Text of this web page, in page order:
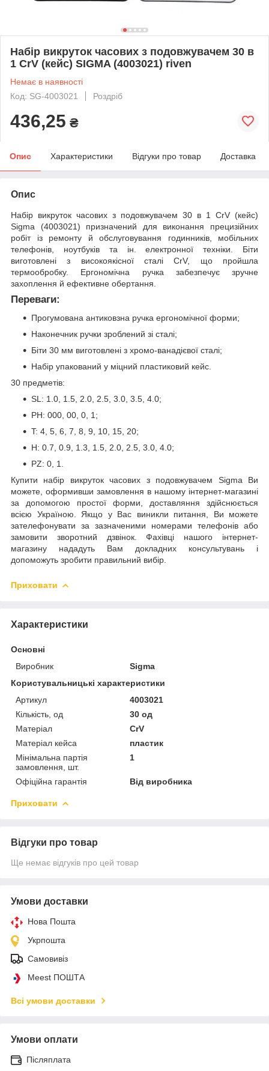
Набір викруток часових з подовжувачем 30 в
1 CrV (кейс) SIGMA (4003021) riven
Немає в наявності
Код: SG-4003021
Роздріб
436,25 ₴
Опис Характеристики Відгуки про товар Доставка
Опис
Набір викруток часових з подовжувачем 30 в 1 CrV (кейс)
Sigma (4003021) призначений для виконання прецизійних
робіт із ремонту й обслуговування годинників, мобільних
телефонів, ноутбуків та ін. електронної техніки. Біти
виготовлені з високоякісної сталі CrV, що пройшла
термообробку. Ергономічна ручка забезпечує зручне
захоплення й ефективне обертання.
Переваги:
Прогумована антиковзна ручка ергономічної форми;
Наконечник ручки зроблений зі сталі;
Біти 30 мм виготовлені з хромо-ванадієвої сталі;
Набір упакований у міцний пластиковий кейс.
30 предметів:
SL: 1.0, 1.5, 2.0, 2.5, 3.0, 3.5, 4.0;
PH: 000, 00, 0, 1;
T: 4, 5, 6, 7, 8, 9, 10, 15, 20;
H: 0.7, 0.9, 1.3, 1.5, 2.0, 2.5, 3.0, 4.0;
PZ: 0, 1.
Купити набір викруток часових з подовжувачем Sigma Ви
можете, оформивши замовлення в нашому інтернет-магазині
за допомогою простої форми, доставляння здійснюється
всією Україною. Якщо у Вас виникли питання, Ви можете
зателефонувати за зазначеними номерами телефонів або
замовити зворотний дзвінок. Фахівці нашого інтернет-
магазину нададуть Вам докладних консультувань і
допоможуть зробити правильний вибір.
Приховати
Характеристики
Основні
Виробник
Sigma
Користувальницькі характеристики
Артикул
4003021
Кількість, од
30 од
Матеріал
CrV
Матеріал кейса
пластик
Мінімальна партія
замовлення, шт.
1
Офіційна гарантія Від виробника
Приховати
Відгуки про товар
Ще немає відгуків про цей товар
Умови доставки
Нова Пошта
Укрпошта
Самовивіз
Meest ПОШТА
Всі умови доставки
Умови оплати
Післяплата